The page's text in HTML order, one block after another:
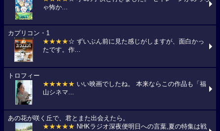
ゃ怖か...
カプリコン・1
★★★★☆ ずいぶん前に見た感じがしますが、面白かっ
たです。作...
トロフィー
★★★★★ いい映画でしたね。 本来ならこの作品も「福
山シネマ...
あの花が咲く丘で、君とまた出会えたら。
★★★★★ NHKラジオ深夜便明日への言葉,夏の特集は戦